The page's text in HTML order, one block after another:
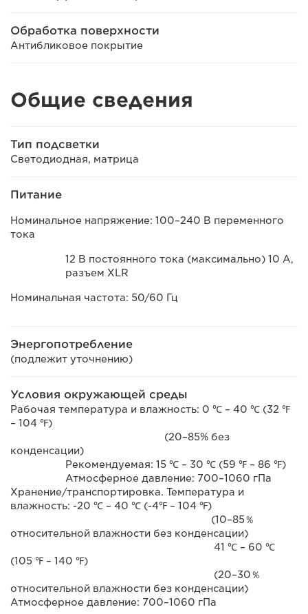
Обработка поверхности
Антибликовое покрытие
Общие сведения
Тип подсветки
Светодиодная, матрица
Питание
Номинальное напряжение: 100–240 В переменного
тока
12 В постоянного тока (максимально) 10 A,
разъем XLR
Номинальная частота: 50/60 Гц
Энергопотребление
(подлежит уточнению)
Условия окружающей среды
Рабочая температура и влажность: 0 ℃ – 40 ℃ (32 ℉
– 104 ℉)
(20–85% без
конденсации)
Рекомендуемая: 15 ℃ – 30 ℃ (59 ℉ – 86 ℉)
Атмосферное давление: 700–1060 гПа
Хранение/транспортировка. Температура и
влажность: -20 ℃ – 40 ℃ (-4℉ – 104 ℉)
(10–85％
относительной влажности без конденсации)
41 ℃ – 60 ℃
(105 ℉ – 140 ℉)
(20–30％
относительной влажности без конденсации)
Атмосферное давление: 700–1060 гПа